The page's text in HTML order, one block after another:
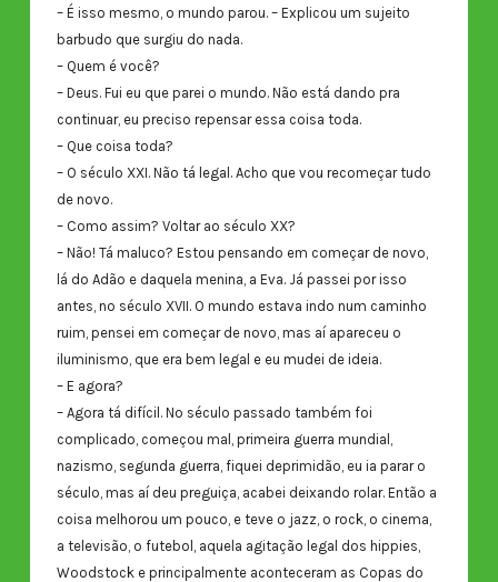
– É isso mesmo, o mundo parou. – Explicou um sujeito
barbudo que surgiu do nada.
– Quem é você?
– Deus. Fui eu que parei o mundo. Não está dando pra
continuar, eu preciso repensar essa coisa toda.
– Que coisa toda?
– O século XXI. Não tá legal. Acho que vou recomeçar tudo
de novo.
– Como assim? Voltar ao século XX?
– Não! Tá maluco? Estou pensando em começar de novo,
lá do Adão e daquela menina, a Eva. Já passei por isso
antes, no século XVII. O mundo estava indo num caminho
ruim, pensei em começar de novo, mas aí apareceu o
iluminismo, que era bem legal e eu mudei de ideia.
– E agora?
– Agora tá difícil. No século passado também foi
complicado, começou mal, primeira guerra mundial,
nazismo, segunda guerra, fiquei deprimidão, eu ia parar o
século, mas aí deu preguiça, acabei deixando rolar. Então a
coisa melhorou um pouco, e teve o jazz, o rock, o cinema,
a televisão, o futebol, aquela agitação legal dos hippies,
Woodstock e principalmente aconteceram as Copas do